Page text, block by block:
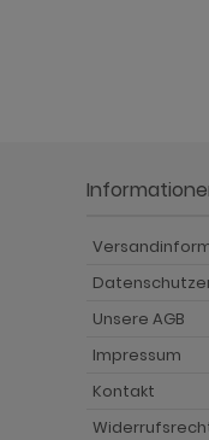
Unsere AGB
Impressum
Kontakt